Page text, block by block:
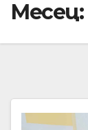
Месец: